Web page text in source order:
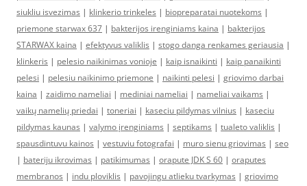
siukliu isvezimas | klinkerio trinkeles | biopreparatai nuotekoms |
priemone starwax 637 | bakterijos irenginiams kaina | bakterijos
STARWAX kaina | efektyvus valiklis | stogo danga renkames geriausia |
klinkeris | pelesio naikinimas vonioje | kaip isnaikinti | kaip panaikinti
pelesi | pelesiu naikinimo priemone | naikinti pelesi | griovimo darbai
kaina | zaidimo nameliai | mediniai nameliai | nameliai vaikams |
vaikų namelių priedai | toneriai | kaseciu pildymas vilnius | kaseciu
pildymas kaunas | valymo įrenginiams | septikams | tualeto valiklis |
spausdintuvu kainos | vestuviu fotografai | muro sienu griovimas | seo
| bateriju ikrovimas | patikimumas | orapute JDK S 60 | oraputes
membranos | indu ploviklis | pavojingu atlieku tvarkymas | griovimo